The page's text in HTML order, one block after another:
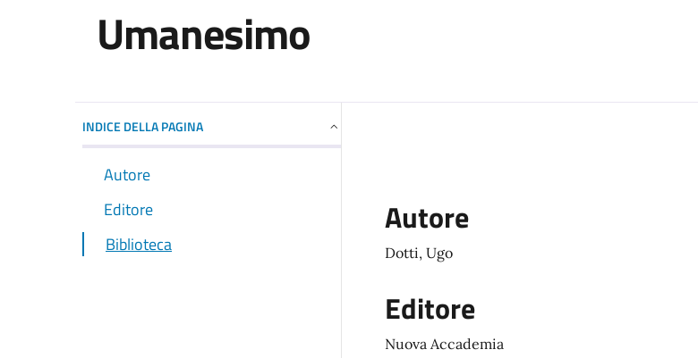
Umanesimo
INDICE DELLA PAGINA
Autore
Editore
Biblioteca
Autore
Dotti, Ugo
Editore
Nuova Accademia